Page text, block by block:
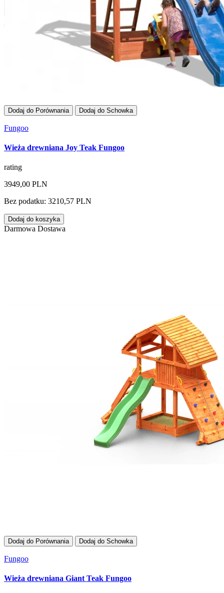
Dodaj do Porównania Dodaj do Schowka
Fungoo
Wieża drewniana Joy Teak Fungoo
rating
3949,00 PLN
Bez podatku: 3210,57 PLN
Dodaj do koszyka
Darmowa Dostawa
Dodaj do Porównania Dodaj do Schowka
Fungoo
Wieża drewniana Giant Teak Fungoo